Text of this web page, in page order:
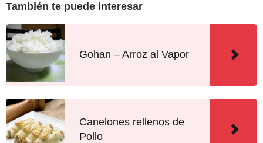
También te puede interesar
Gohan – Arroz al Vapor
Canelones rellenos de
Pollo